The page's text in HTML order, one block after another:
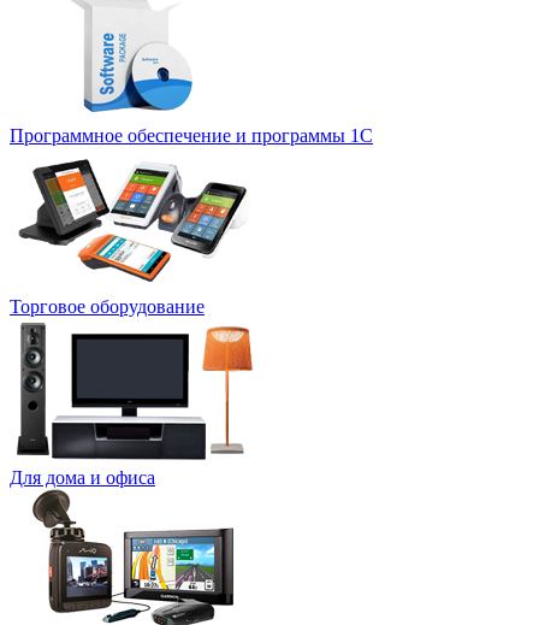
Программное обеспечение и программы 1С
Торговое оборудование
Для дома и офиса